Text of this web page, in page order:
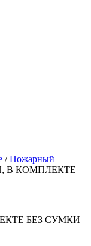
/Пожарный
В КОМПЛЕКТЕ
БЕЗ СУМКИ